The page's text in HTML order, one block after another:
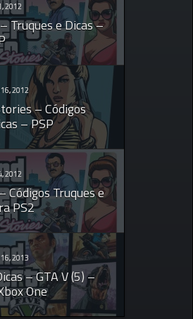
2012
Truques e Dicas –
2012
– Códigos
– PSP
2012
Códigos Truques e
PS2
2013
– GTA V (5) –
One